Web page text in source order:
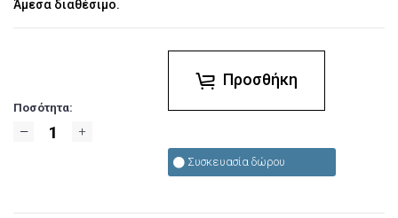
Άμεσα διαθέσιμο.
Ποσότητα:
Προσθήκη
Συσκευασία δώρου